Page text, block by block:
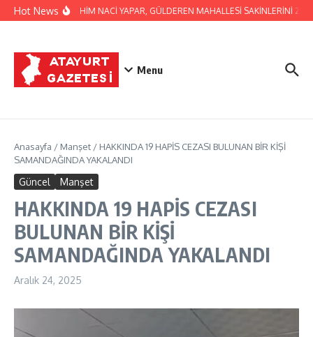
İçeriğe atla
Hot News
BAŞKAN İBRAHİM NACİ YAPAR, GÜLDEREN MAHALLESİ SAKİNLERİNİ
Menu
Anasayfa / Manşet / HAKKINDA 19 HAPİS CEZASI BULUNAN BİR KİŞİ
SAMANDAĞINDA YAKALANDI
Güncel Manşet
HAKKINDA 19 HAPİS CEZASI
BULUNAN BİR KİŞİ
SAMANDAĞINDA YAKALANDI
Aralık 24, 2025